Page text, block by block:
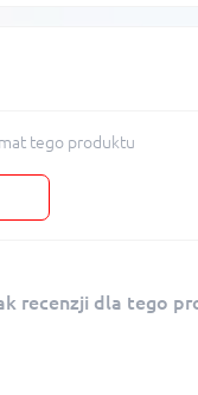
tego produktu
recenzji dla tego